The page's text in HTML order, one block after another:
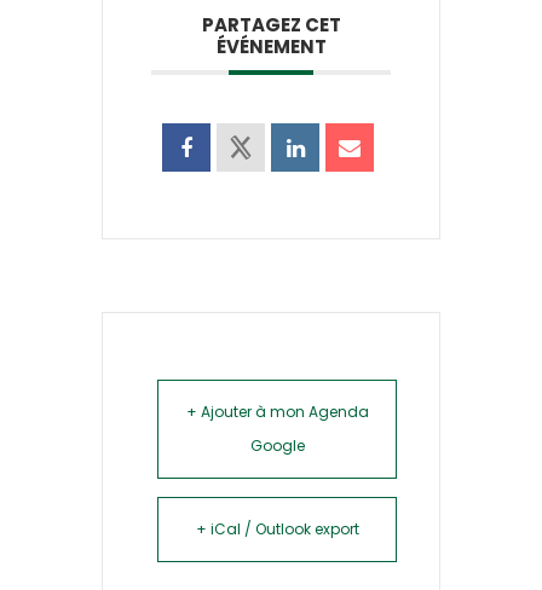
PARTAGEZ CET
ÉVÉNEMENT
+ Ajouter à mon Agenda
Google
+ iCal / Outlook export